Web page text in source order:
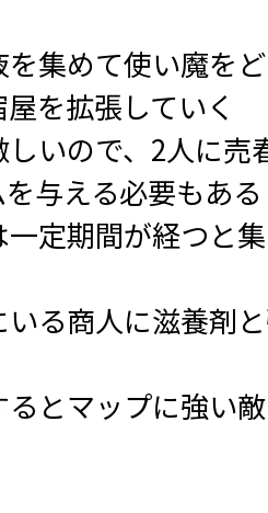
集めて使い魔を
を拡張していく
いので、2人に売
与える必要もある
一定期間が経つと
る商人に滋養剤
るとマップに強い